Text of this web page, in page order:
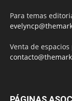
Para temas
Venta de